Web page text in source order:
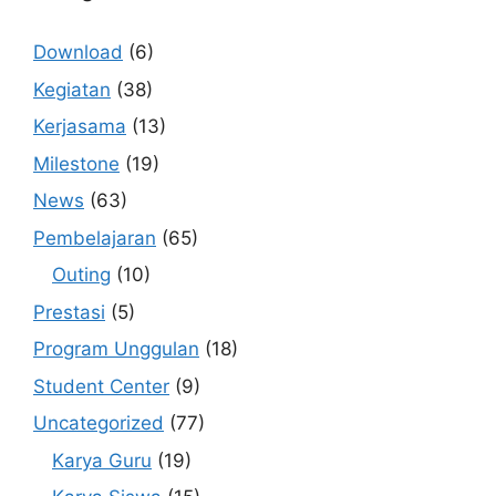
Download (6)
Kegiatan (38)
Kerjasama (13)
Milestone (19)
News (63)
Pembelajaran (65)
Outing (10)
Prestasi (5)
Program Unggulan (18)
Student Center (9)
Uncategorized (77)
Karya Guru (19)